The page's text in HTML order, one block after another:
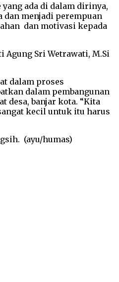
ada di dalam dirinya,
menjadi perempuan
dan motivasi kepada
Agung Sri Wetrawati, M.Si
dalam proses
dalam pembangunan
desa, banjar kota. “Kita
kecil untuk itu harus
(ayu/humas)